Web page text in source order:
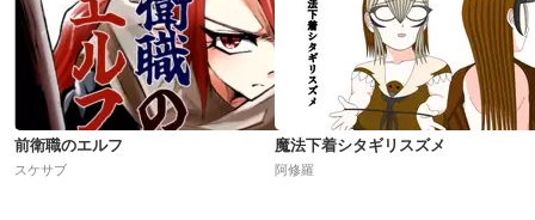
前衛職のエルフ
スケサブ
魔法下着シタギリスズメ
阿修羅